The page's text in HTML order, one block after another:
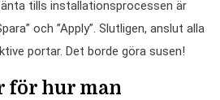
tills installationsprocessen är
och ”Apply”. Slutligen, anslut alla
portar. Det borde göra susen!
för hur man